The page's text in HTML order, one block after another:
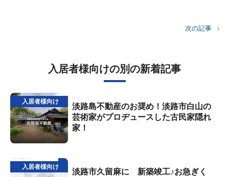
次の記事
入居者様向けの別の新着記事
入居者様向け
淡路島不動産のお奨め！淡路市白山の
芸術家がプロヂュースした古民家隠れ
家！
入居者様向け
淡路市久留麻に 新築竣工♪お急ぎく